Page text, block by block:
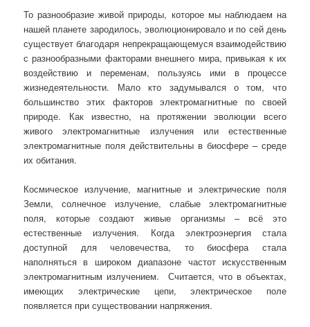
То разнообразие живой природы, которое мы наблюдаем на
нашей планете зародилось, эволюционировало и по сей день
существует благодаря непрекращающемуся взаимодействию
с разнообразными факторами внешнего мира, привыкая к их
воздействию и переменам, пользуясь ими в процессе
жизнедеятельности. Мало кто задумывался о том, что
большинство этих факторов электромагнитные по своей
природе. Как известно, на протяжении эволюции всего
живого электромагнитные излучения или естественные
электромагнитные поля действительны в биосфере – среде
их обитания.
Космическое излучение, магнитные и электрические поля
Земли, солнечное излучение, слабые электромагнитные
поля, которые создают живые организмы – всё это
естественные излучения. Когда электроэнергия стала
доступной для человечества, то биосфера стала
наполняться в широком диапазоне частот искусственным
электромагнитным излучением. Считается, что в объектах,
имеющих электрические цепи, электрическое поле
появляется при существовании напряжения.